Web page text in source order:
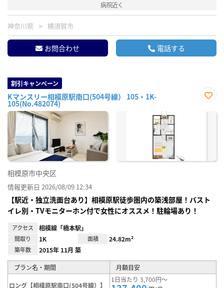
病院近く
神奈川県 横須賀市
お問合わせ 電話する
割引キャンペーン
Kマンスリー相模原駅南口(504号線） 105・1K-
105(No.482074)
に入
相模原市中央区
情報更新日 2026/08/09 12:34
【駅近・独立洗面台あり】相模原駅徒歩圏内の築浅部屋！バスト
イレ別・TVモニターホン付で女性にオススメ！駐輪場あり！
アクセス 相模線「橋本駅」
間取り 1K 面積 24.82m²
築年数 2015年 11月 築
プラン名・期間 月額目安
ロング【相模原駅南口(504号線）】
1日当たり 3,700円～